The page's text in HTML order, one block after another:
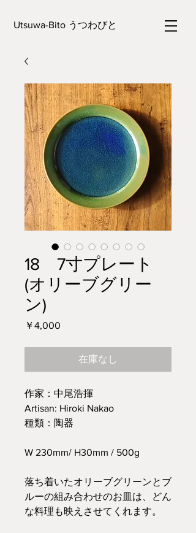
Utsuwa-Bito うつわびと
18 7寸プレート
(オリーブグリー
ン)
￥4,000
在庫なし
作家：中尾浩揮
Artisan: Hiroki Nakao
種類：陶器
W 230mm/ H30mm / 500g
落ち着いたオリーブグリーンとブ
ルーの組み合わせのお皿は、どん
な料理も映えさせてくれます。